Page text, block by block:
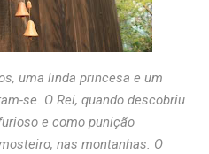
uma linda princesa e um
se. O Rei, quando descobriu
e como punição
nas montanhas. O